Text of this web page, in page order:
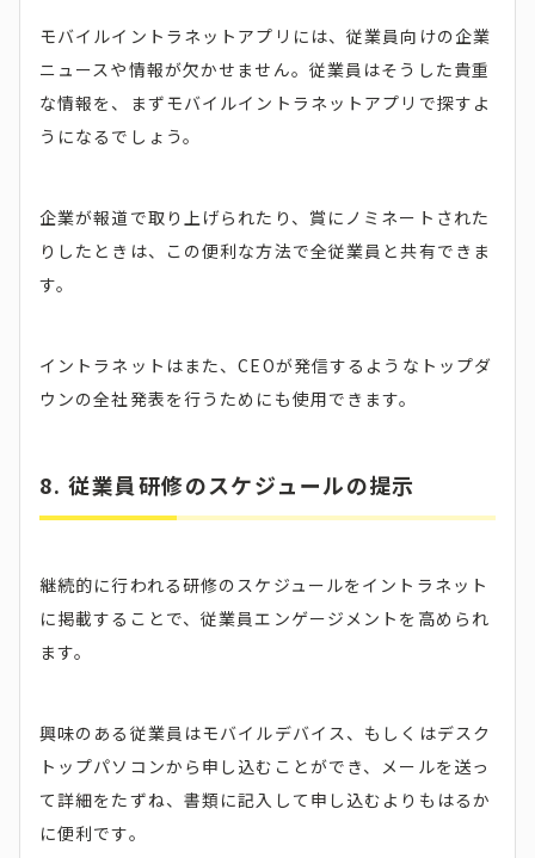
モバイルイントラネットアプリには、従業員向けの企業
ニュースや情報が欠かせません。従業員はそうした貴重
な情報を、まずモバイルイントラネットアプリで探すよ
うになるでしょう。
企業が報道で取り上げられたり、賞にノミネートされた
りしたときは、この便利な方法で全従業員と共有できま
す。
イントラネットはまた、CEOが発信するようなトップダ
ウンの全社発表を行うためにも使用できます。
8. 従業員研修のスケジュールの提示
継続的に行われる研修のスケジュールをイントラネット
に掲載することで、従業員エンゲージメントを高められ
ます。
興味のある従業員はモバイルデバイス、もしくはデスク
トップパソコンから申し込むことができ、メールを送っ
て詳細をたずね、書類に記入して申し込むよりもはるか
に便利です。